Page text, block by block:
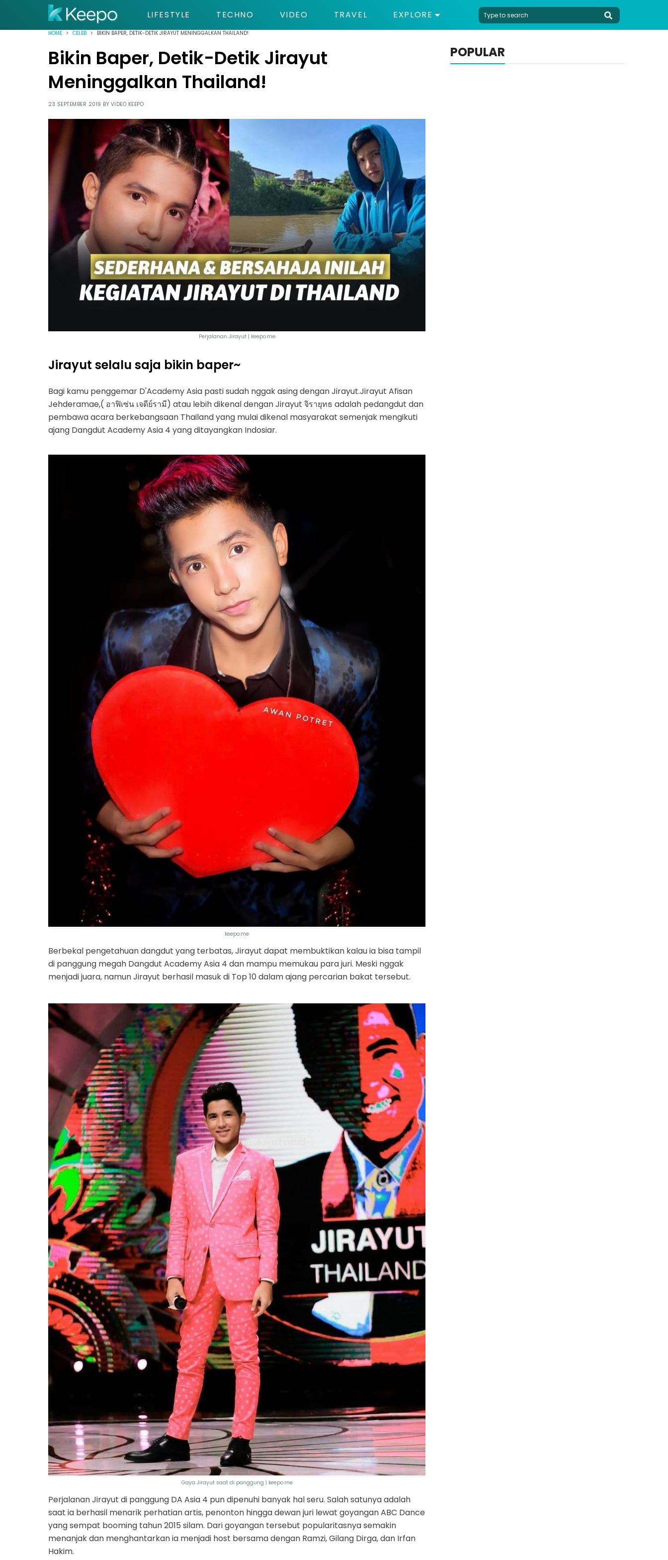
LIFESTYLE TECHNO VIDEO TRAVEL EXPLORE
HOME CELEB BIKIN BAPER, DETIK-DETIK JIRAYUT MENINGGALKAN THAILAND!
Bikin Baper, Detik-Detik Jirayut
Meninggalkan Thailand!
23 SEPTEMBER 2019 BY VIDEO KEEPO
Perjalanan Jirayut | keepo.me
Jirayut selalu saja bikin baper~
Bagi kamu penggemar D'Academy Asia pasti sudah nggak asing dengan Jirayut.Jirayut Afisan
Jehderamae,( อาฟิเซ่น เจดีย์รามี) atau lebih dikenal dengan Jirayut จิรายุทธ adalah pedangdut dan
pembawa acara berkebangsaan Thailand yang mulai dikenal masyarakat semenjak mengikuti
ajang Dangdut Academy Asia 4 yang ditayangkan Indosiar.
keepo.me
Berbekal pengetahuan dangdut yang terbatas, Jirayut dapat membuktikan kalau ia bisa tampil
di panggung megah Dangdut Academy Asia 4 dan mampu memukau para juri. Meski nggak
menjadi juara, namun Jirayut berhasil masuk di Top 10 dalam ajang percarian bakat tersebut.
Gaya Jirayut saat di panggung | keepo.me
Perjalanan Jirayut di panggung DA Asia 4 pun dipenuhi banyak hal seru. Salah satunya adalah
saat ia berhasil menarik perhatian artis, penonton hingga dewan juri lewat goyangan ABC Dance
yang sempat booming tahun 2015 silam. Dari goyangan tersebut popularitasnya semakin
menanjak dan menghantarkan ia menjadi host bersama dengan Ramzi, Gilang Dirga, dan Irfan
Hakim.
POPULAR